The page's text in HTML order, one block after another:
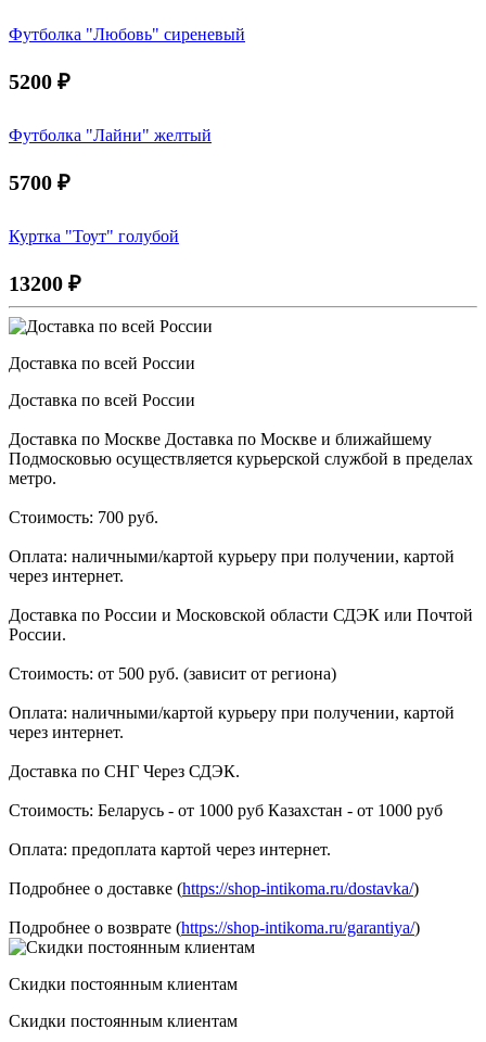
Футболка "Любовь" сиреневый
5200 ₽
Футболка "Лайни" желтый
5700 ₽
Куртка "Тоут" голубой
13200 ₽
Доставка по всей России
Доставка по всей России
Доставка по Москве Доставка по Москве и ближайшему
Подмосковью осуществляется курьерской службой в пределах
метро.
Стоимость: 700 руб.
Оплата: наличными/картой курьеру при получении, картой
через интернет.
Доставка по России и Московской области СДЭК или Почтой
России.
Стоимость: от 500 руб. (зависит от региона)
Оплата: наличными/картой курьеру при получении, картой
через интернет.
Доставка по СНГ Через СДЭК.
Стоимость: Беларусь - от 1000 руб Казахстан - от 1000 руб
Оплата: предоплата картой через интернет.
Подробнее о доставке (https://shop-intikoma.ru/dostavka/)
Подробнее о возврате (https://shop-intikoma.ru/garantiya/)
Скидки постоянным клиентам
Скидки постоянным клиентам